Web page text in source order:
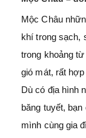
Mộc Châu
khí trong sạch,
trong khoảng
gió mát, rất
Dù có địa hình
băng tuyết,
mình cùng gia